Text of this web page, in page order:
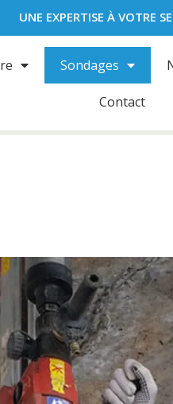
UNE EXPERTISE À VOTRE
Sondages
Contact